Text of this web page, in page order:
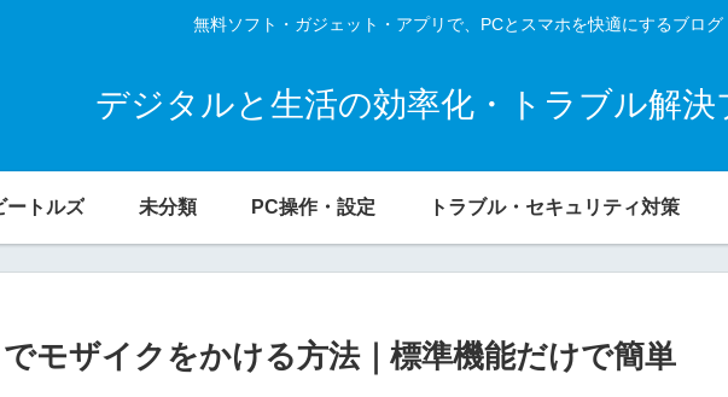
無料ソフト・ガジェット・アプリで、PCとスマホを快適にするブログ
デジタルと生活の効率化・トラブル解決
ートルズ 未分類 PC操作・設定 トラブル・セキュリティ対策
モザイクをかける方法｜標準機能だけで簡単